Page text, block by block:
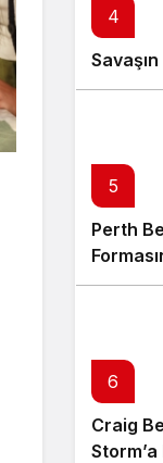
4
5
Perth
6
Craig